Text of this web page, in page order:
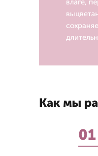
влаге,
Как мы
01